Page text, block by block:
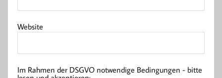
Website
Im Rahmen der DSGVO notwendige Bedingungen - bitte